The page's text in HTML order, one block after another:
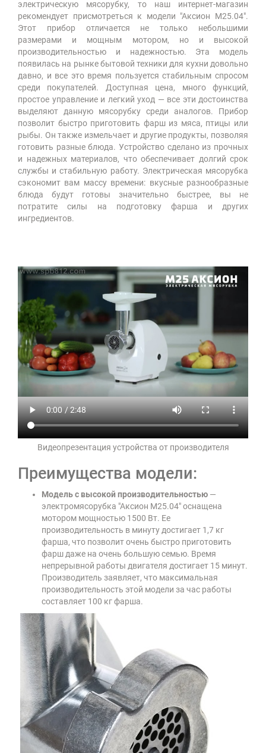
электрическую мясорубку, то наш интернет-магазин
рекомендует присмотреться к модели "Аксион М25.04".
Этот прибор отличается не только небольшими
размерами и мощным мотором, но и высокой
производительностью и надежностью. Эта модель
появилась на рынке бытовой техники для кухни довольно
давно, и все это время пользуется стабильным спросом
среди покупателей. Доступная цена, много функций,
простое управление и легкий уход — все эти достоинства
выделяют данную мясорубку среди аналогов. Прибор
позволит быстро приготовить фарш из мяса, птицы или
рыбы. Он также измельчает и другие продукты, позволяя
готовить разные блюда. Устройство сделано из прочных
и надежных материалов, что обеспечивает долгий срок
службы и стабильную работу. Электрическая мясорубка
сэкономит вам массу времени: вкусные разнообразные
блюда будут готовы значительно быстрее, вы не
потратите силы на подготовку фарша и других
ингредиентов.
Видеопрезентация устройства от производителя
Преимущества модели:
Модель с высокой производительностью —
электромясорубка "Аксион М25.04" оснащена
мотором мощностью 1500 Вт. Ее
производительность в минуту достигает 1,7 кг
фарша, что позволит очень быстро приготовить
фарш даже на очень большую семью. Время
непрерывной работы двигателя достигает 15 минут.
Производитель заявляет, что максимальная
производительность этой модели за час работы
составляет 100 кг фарша.